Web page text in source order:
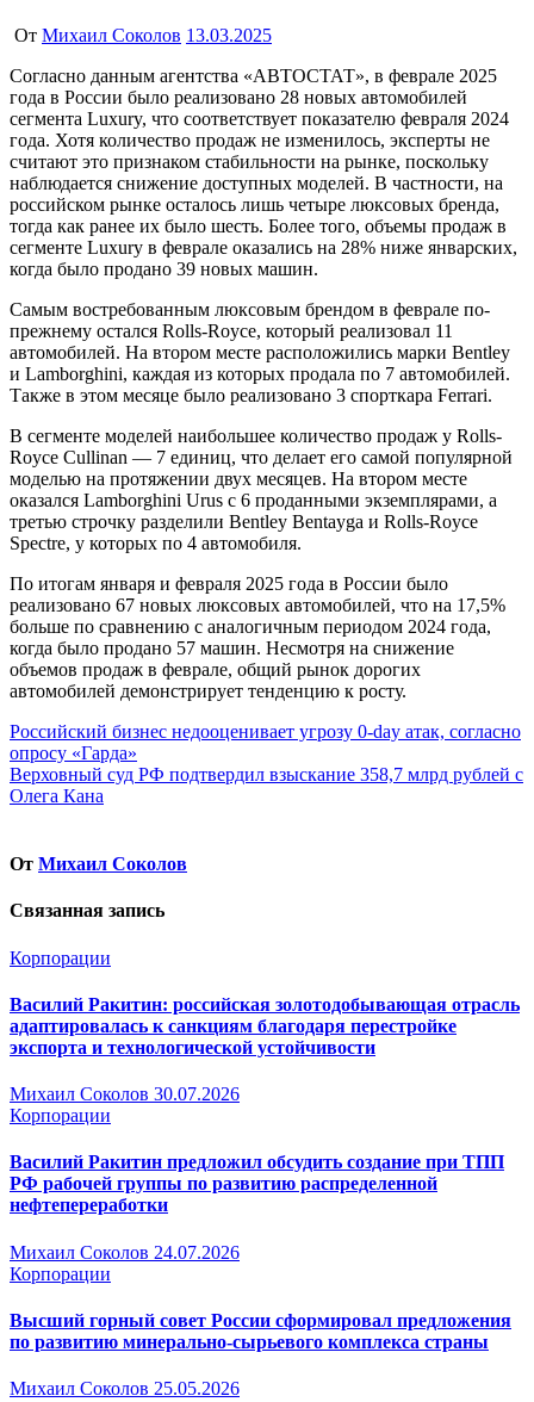
От Михаил Соколов 13.03.2025
Согласно данным агентства «АВТОСТАТ», в феврале 2025
года в России было реализовано 28 новых автомобилей
сегмента Luxury, что соответствует показателю февраля 2024
года. Хотя количество продаж не изменилось, эксперты не
считают это признаком стабильности на рынке, поскольку
наблюдается снижение доступных моделей. В частности, на
российском рынке осталось лишь четыре люксовых бренда,
тогда как ранее их было шесть. Более того, объемы продаж в
сегменте Luxury в феврале оказались на 28% ниже январских,
когда было продано 39 новых машин.
Самым востребованным люксовым брендом в феврале по-
прежнему остался Rolls-Royce, который реализовал 11
автомобилей. На втором месте расположились марки Bentley
и Lamborghini, каждая из которых продала по 7 автомобилей.
Также в этом месяце было реализовано 3 спорткара Ferrari.
В сегменте моделей наибольшее количество продаж у Rolls-
Royce Cullinan — 7 единиц, что делает его самой популярной
моделью на протяжении двух месяцев. На втором месте
оказался Lamborghini Urus с 6 проданными экземплярами, а
третью строчку разделили Bentley Bentayga и Rolls-Royce
Spectre, у которых по 4 автомобиля.
По итогам января и февраля 2025 года в России было
реализовано 67 новых люксовых автомобилей, что на 17,5%
больше по сравнению с аналогичным периодом 2024 года,
когда было продано 57 машин. Несмотря на снижение
объемов продаж в феврале, общий рынок дорогих
автомобилей демонстрирует тенденцию к росту.
Навигация
по
записям
Российский бизнес недооценивает угрозу 0-day атак, согласно
опросу «Гарда»
Верховный суд РФ подтвердил взыскание 358,7 млрд рублей с
Oлега Кана
От Михаил Соколов
Связанная запись
Корпорации
Василий Ракитин: российская золотодобывающая отрасль
адаптировалась к санкциям благодаря перестройке
экспорта и технологической устойчивости
Михаил Соколов 30.07.2026
Корпорации
Василий Ракитин предложил обсудить создание при ТПП
РФ рабочей группы по развитию распределенной
нефтепереработки
Михаил Соколов 24.07.2026
Корпорации
Высший горный совет России сформировал предложения
по развитию минерально-сырьевого комплекса страны
Михаил Соколов 25.05.2026